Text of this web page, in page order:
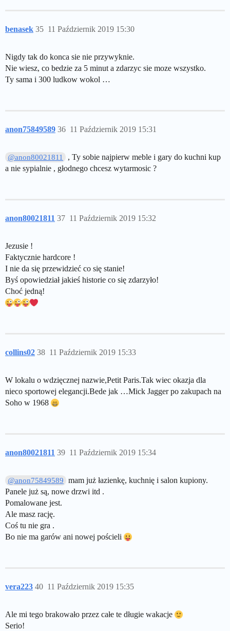
benasek 11 Październik 2019 15:30
35
Nigdy tak do konca sie nie przywyknie.
Nie wiesz, co bedzie za 5 minut a zdarzyc sie moze wszystko.
Ty sama i 300 ludkow wokol …
anon75849589 11 Październik 2019 15:31
36
@anon80021811
, Ty sobie najpierw meble i gary do kuchni kup
a nie sypialnie , głodnego chcesz wytarmosic ?
anon80021811 11 Październik 2019 15:32
37
Jezusie !
Faktycznie hardcore !
I nie da się przewidzieć co się stanie!
Byś opowiedział jakieś historie co się zdarzyło!
Choć jedną!
collins02 11 Październik 2019 15:33
38
W lokalu o wdzięcznej nazwie,Petit Paris.Tak wiec okazja dla
nieco sportowej elegancji.Bede jak …Mick Jagger po zakupach na
Soho w 1968
anon80021811 11 Październik 2019 15:34
39
@anon75849589
mam już łazienkę, kuchnię i salon kupiony.
Panele już są, nowe drzwi itd .
Pomalowane jest.
Ale masz rację.
Coś tu nie gra .
Bo nie ma garów ani nowej pościeli
vera223 11 Październik 2019 15:35
40
Ale mi tego brakowało przez całe te długie wakacje
Serio!